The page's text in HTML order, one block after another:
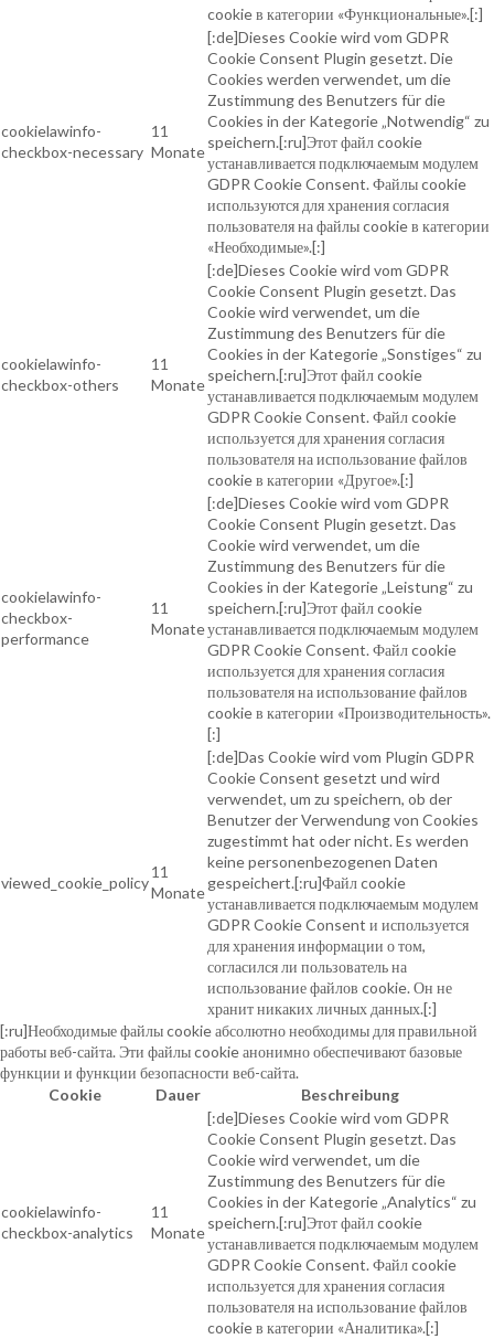
cookie в категории «Функциональные».[:]
cookielawinfo-
checkbox-necessary
11
Monate
[:de]Dieses Cookie wird vom GDPR
Cookie Consent Plugin gesetzt. Die
Cookies werden verwendet, um die
Zustimmung des Benutzers für die
Cookies in der Kategorie „Notwendig“ zu
speichern.[:ru]Этот файл cookie
устанавливается подключаемым модулем
GDPR Cookie Consent. Файлы cookie
используются для хранения согласия
пользователя на файлы cookie в категории
«Необходимые».[:]
cookielawinfo-
checkbox-others
11
Monate
[:de]Dieses Cookie wird vom GDPR
Cookie Consent Plugin gesetzt. Das
Cookie wird verwendet, um die
Zustimmung des Benutzers für die
Cookies in der Kategorie „Sonstiges“ zu
speichern.[:ru]Этот файл cookie
устанавливается подключаемым модулем
GDPR Cookie Consent. Файл cookie
используется для хранения согласия
пользователя на использование файлов
cookie в категории «Другое».[:]
cookielawinfo-
checkbox-
performance
11
Monate
[:de]Dieses Cookie wird vom GDPR
Cookie Consent Plugin gesetzt. Das
Cookie wird verwendet, um die
Zustimmung des Benutzers für die
Cookies in der Kategorie „Leistung“ zu
speichern.[:ru]Этот файл cookie
устанавливается подключаемым модулем
GDPR Cookie Consent. Файл cookie
используется для хранения согласия
пользователя на использование файлов
cookie в категории «Производительность».
[:]
viewed_cookie_policy
11
Monate
[:de]Das Cookie wird vom Plugin GDPR
Cookie Consent gesetzt und wird
verwendet, um zu speichern, ob der
Benutzer der Verwendung von Cookies
zugestimmt hat oder nicht. Es werden
keine personenbezogenen Daten
gespeichert.[:ru]Файл cookie
устанавливается подключаемым модулем
GDPR Cookie Consent и используется
для хранения информации о том,
согласился ли пользователь на
использование файлов cookie. Он не
хранит никаких личных данных.[:]
[:ru]Необходимые файлы cookie абсолютно необходимы для правильной
работы веб-сайта. Эти файлы cookie анонимно обеспечивают базовые
функции и функции безопасности веб-сайта.
Cookie
Dauer Beschreibung
cookielawinfo-
checkbox-analytics
11
Monate
[:de]Dieses Cookie wird vom GDPR
Cookie Consent Plugin gesetzt. Das
Cookie wird verwendet, um die
Zustimmung des Benutzers für die
Cookies in der Kategorie „Analytics“ zu
speichern.[:ru]Этот файл cookie
устанавливается подключаемым модулем
GDPR Cookie Consent. Файл cookie
используется для хранения согласия
пользователя на использование файлов
cookie в категории «Аналитика».[:]